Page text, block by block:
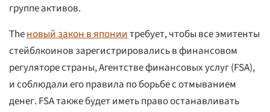
группе активов.
Theновый закон в япониитребует, чтобы все эмитенты
стейблкоинов зарегистрировались в финансовом
регуляторе страны, Агентстве финансовых услуг (FSA),
и соблюдали его правила по борьбе с отмыванием
денег. FSA также будет иметь право останавливать